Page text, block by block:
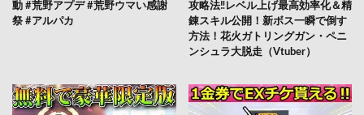
動 #荒野アプデ #荒野ウマい感謝
祭 #アルパカ
攻略法‼レベル上げ最高効率化＆精
錬スキル公開！新ボス一瞬で倒す
方法！花火ガトリングガン・ペニ
ンシュラ大脱走（Vtuber）